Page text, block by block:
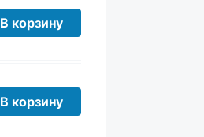
В корзину
В корзину